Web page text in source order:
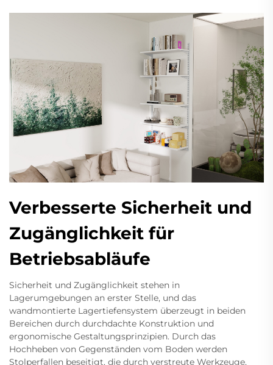
Verbesserte Sicherheit und
Zugänglichkeit für
Betriebsabläufe
Sicherheit und Zugänglichkeit stehen in
Lagerumgebungen an erster Stelle, und das
wandmontierte Lagertiefensystem überzeugt in beiden
Bereichen durch durchdachte Konstruktion und
ergonomische Gestaltungsprinzipien. Durch das
Hochheben von Gegenständen vom Boden werden
Stolperfallen beseitigt, die durch verstreute Werkzeuge,